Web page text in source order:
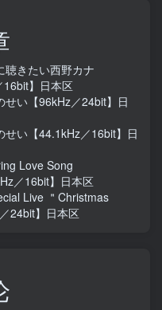
きたい西野カナ
】日本区
い【96kHz／24bit】日
い【44.1kHz／16bit】日
Love Song
／16bit】日本区
Live ＂Christmas
24bit】日本区